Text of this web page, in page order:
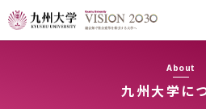
About
九州大学に